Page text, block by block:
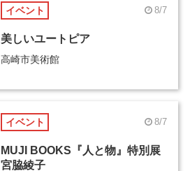
イベント 8/7
美しいユートピア
高崎市美術館
イベント 8/7
MUJI BOOKS『人と物』特別展
宮脇綾子